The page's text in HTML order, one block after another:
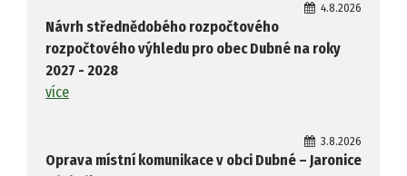
4.8.2026
Návrh střednědobého rozpočtového
rozpočtového výhledu pro obec Dubné na roky
2027 - 2028
více
3.8.2026
Oprava místní komunikace v obci Dubné – Jaronice